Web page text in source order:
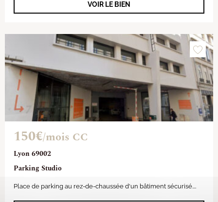
VOIR LE BIEN
Lyon 69002
Parking Studio
150€/mois CC
Place de parking au rez-de-chaussée d'un bâtiment sécurisé....